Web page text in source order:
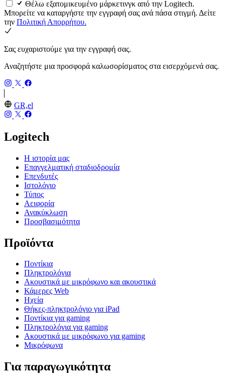
Θέλω εξατομικευμένο μάρκετινγκ από την Logitech.
Μπορείτε να καταργήστε την εγγραφή σας ανά πάσα στιγμή. Δείτε
την Πολιτική Απορρήτου.
Σας ευχαριστούμε για την εγγραφή σας.
Αναζητήστε μια προσφορά καλωσορίσματος στα εισερχόμενά σας.
GR,el
Logitech
Η ιστορία μας
Επαγγελματική σταδιοδρομία
Επενδυτές
Ιστολόγιο
Τύπος
Αειφορία
Ανακύκλωση
Προσβασιμότητα
Προϊόντα
Ποντίκια
Πληκτρολόγια
Ακουστικά με μικρόφωνο και ακουστικά
Κάμερες Web
Ηχεία
Θήκες-πληκτρολόγιο για iPad
Ποντίκια για gaming
Πληκτρολόγια για gaming
Ακουστικά με μικρόφωνο για gaming
Μικρόφωνα
Για παραγωγικότητα